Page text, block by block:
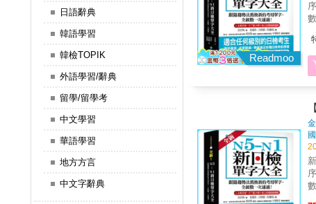
日語辭典
韓語學習
韓檢TOPIK
外語學習/辭典
留學/留學考
中文學習
華語學習
地方方言
中文字辭典
Readmoo